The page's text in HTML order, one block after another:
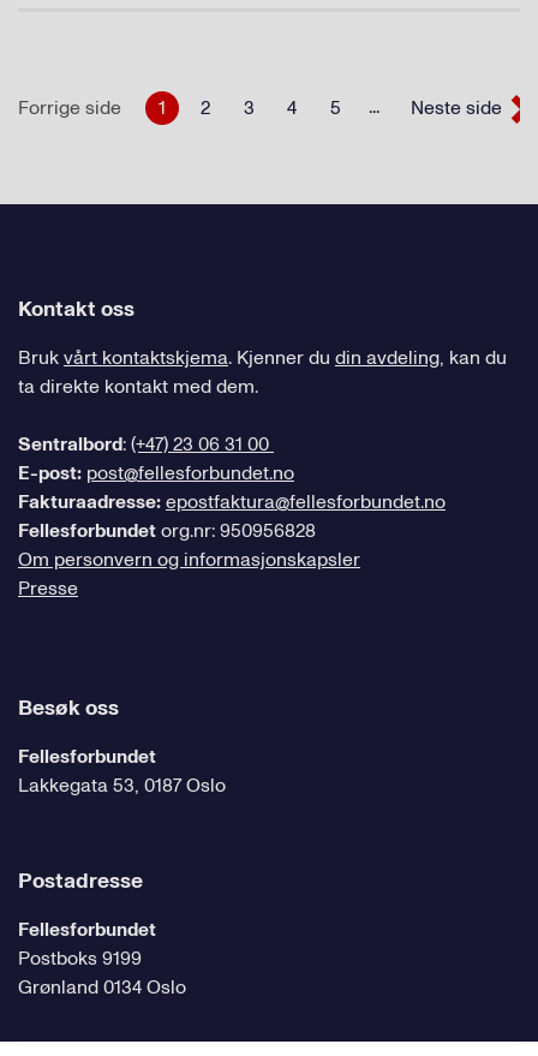
Forrige side 1 2 3 4 5 ... Neste side
Kontakt oss
Brukvårt kontaktskjema. Kjenner du din avdeling, kan du
ta direkte kontakt med dem.
Sentralbord:(+47) 23 06 31 00
E-post: post@fellesforbundet.no
Fakturaadresse:epostfaktura@fellesforbundet.no
Fellesforbundetorg.nr: 950956828
Om personvern og informasjonskapsler
Presse
Besøk oss
Fellesforbundet
Lakkegata 53, 0187 Oslo
Postadresse
Fellesforbundet
Postboks 9199
Grønland 0134 Oslo